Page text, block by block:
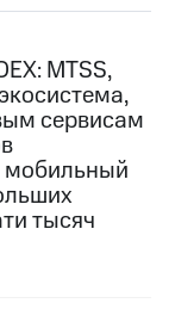
MTSS,
сервисам
мобильный
тысяч